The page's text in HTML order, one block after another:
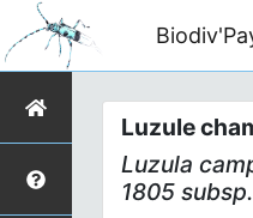
Luzule
Luzula
1805 subsp.